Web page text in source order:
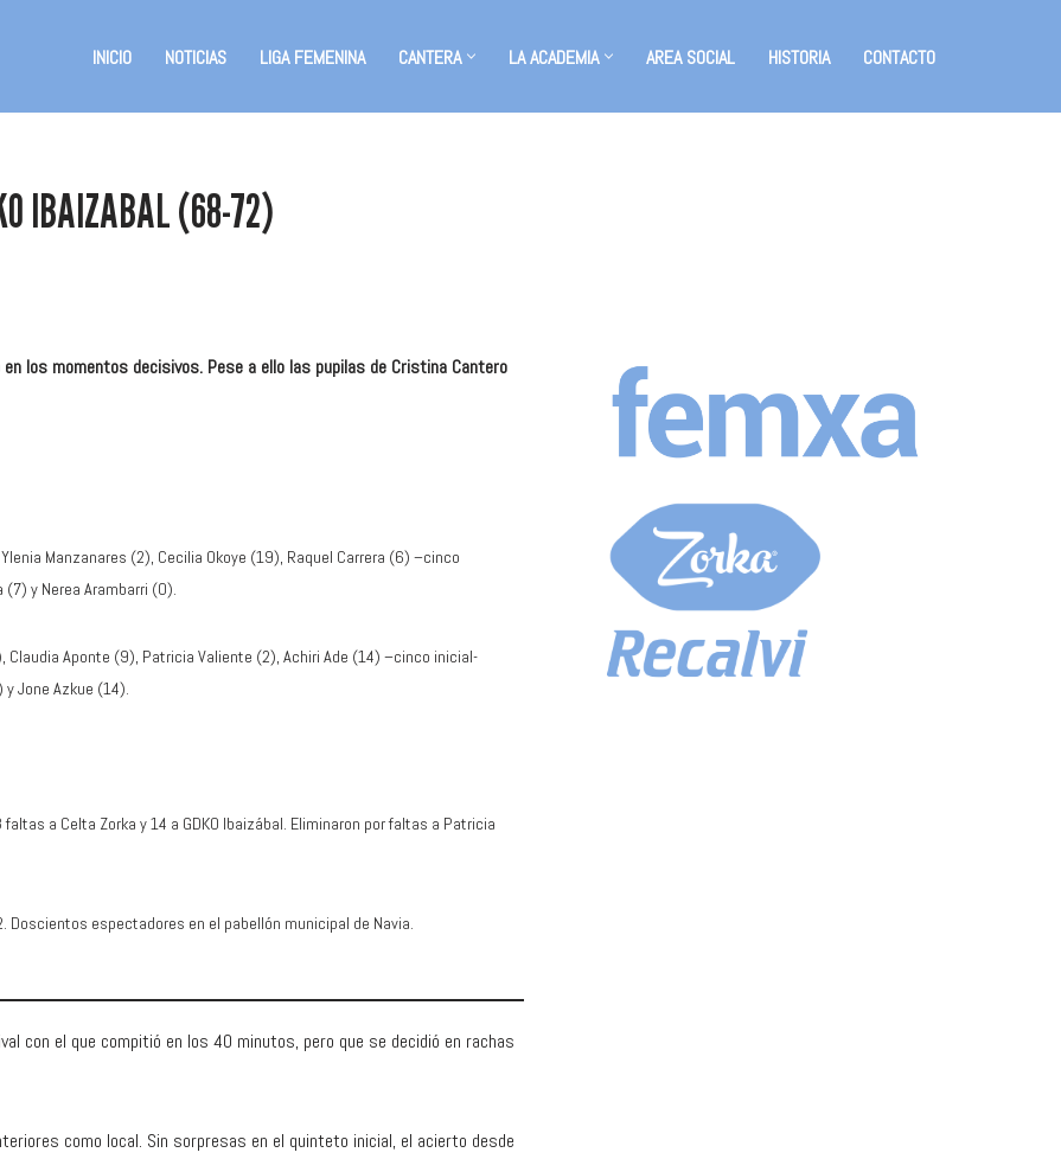
INICIO NOTICIAS LIGA FEMENINA CANTERA LA ACADEMIA AREA SOCIAL HISTORIA CONTACTO
IBAIZABAL (68-72)
los momentos decisivos. Pese a ello las pupilas de Cristina Cantero
Manzanares (2), Cecilia Okoye (19), Raquel Carrera (6) –cinco
y Nerea Arambarri (0).
Claudia Aponte (9), Patricia Valiente (2), Achiri Ade (14) –cinco inicial-
Jone Azkue (14).
a Celta Zorka y 14 a GDKO Ibaizábal. Eliminaron por faltas a Patricia
Doscientos espectadores en el pabellón municipal de Navia.
con el que compitió en los 40 minutos, pero que se decidió en rachas
como local. Sin sorpresas en el quinteto inicial, el acierto desde